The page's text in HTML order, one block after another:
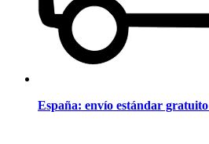
España: envío estándar gratuito